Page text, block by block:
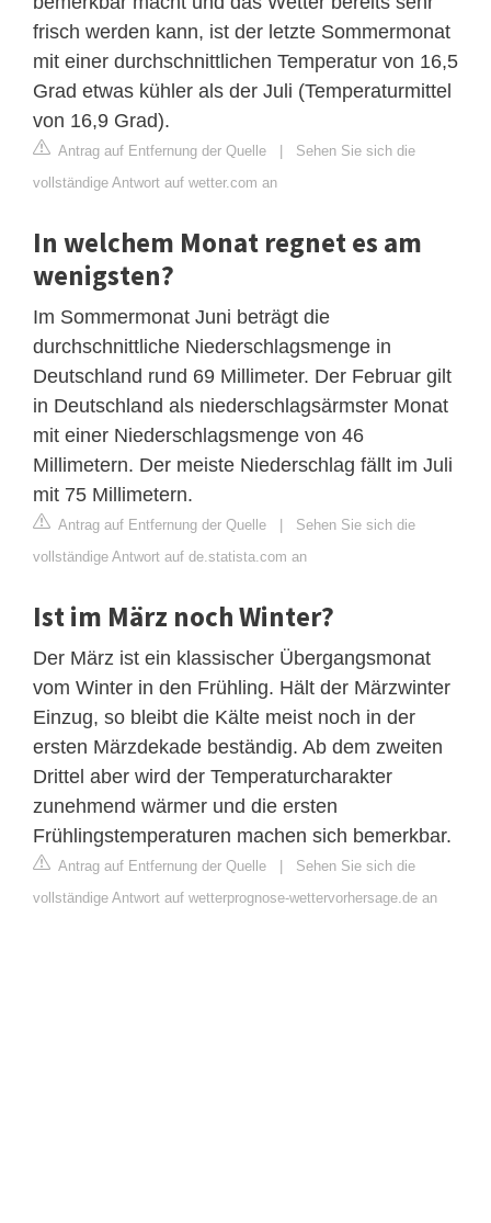
frisch werden kann, ist der letzte Sommermonat
mit einer durchschnittlichen Temperatur von 16,5
Grad etwas kühler als der Juli (Temperaturmittel
von 16,9 Grad).
Antrag auf Entfernung der Quelle | Sehen Sie sich die
vollständige Antwort auf wetter.com an
In welchem Monat regnet es am
wenigsten?
Im Sommermonat Juni beträgt die
durchschnittliche Niederschlagsmenge in
Deutschland rund 69 Millimeter. Der Februar gilt
in Deutschland als niederschlagsärmster Monat
mit einer Niederschlagsmenge von 46
Millimetern. Der meiste Niederschlag fällt im Juli
mit 75 Millimetern.
Antrag auf Entfernung der Quelle | Sehen Sie sich die
vollständige Antwort auf de.statista.com an
Ist im März noch Winter?
Der März ist ein klassischer Übergangsmonat
vom Winter in den Frühling. Hält der Märzwinter
Einzug, so bleibt die Kälte meist noch in der
ersten Märzdekade beständig. Ab dem zweiten
Drittel aber wird der Temperaturcharakter
zunehmend wärmer und die ersten
Frühlingstemperaturen machen sich bemerkbar.
Antrag auf Entfernung der Quelle | Sehen Sie sich die
vollständige Antwort auf wetterprognose-wettervorhersage.de an